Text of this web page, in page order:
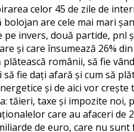
celor 45 de zile de
are cele mai mari
invers, două partide, pnl
și care însumează 26%
românii, să fie
fie dați afară și cum să
și de aici vor crește
tăieri, taxe și impozite noi,
care au afaceri de
de euro, care nu sunt